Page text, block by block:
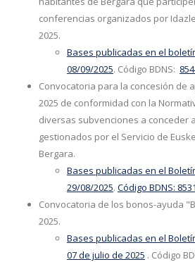
conferencias organizados por
2025.
Bases publicadas en el
08/09/2025. Código BDNS:
Convocatoria para la concesión de
2025 de conformidad con la
diversas subvenciones a conceder
gestionados por el Servicio de
Bergara.
Bases publicadas en el
29/08/2025. Código BDNS:
Convocatoria de los bonos-ayuda
2025.
Bases publicadas en el
07 de julio de 2025 . Código